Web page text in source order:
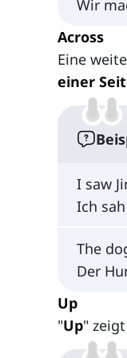
Wir
Across
Eine
einer
I saw
Ich
The
Der
Up
"Up"